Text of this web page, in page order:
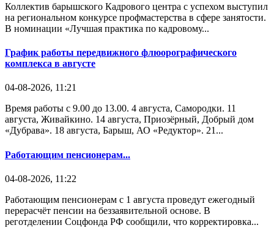
Коллектив барышского Кадрового центра с успехом выступил
на региональном конкурсе профмастерства в сфере занятости.
В номинации «Лучшая практика по кадровому...
График работы передвижного флюорографического
комплекса в августе
04-08-2026, 11:21
Время работы с 9.00 до 13.00. 4 августа, Самородки. 11
августа, Живайкино. 14 августа, Приозёрный, Добрый дом
«Дубрава». 18 августа, Барыш, АО «Редуктор». 21...
Работающим пенсионерам...
04-08-2026, 11:22
Работающим пенсионерам с 1 августа проведут ежегодный
перерасчёт пенсии на беззаявительной основе. В
реготделении Соцфонда РФ сообщили, что корректировка...